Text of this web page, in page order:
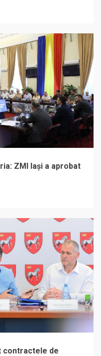
ZMI Iași a aprobat
contractele de